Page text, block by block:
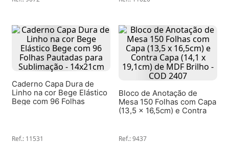
Caderno Capa Dura de
Linho na cor Bege Elástico
Bege com 96 Folhas
Ref.: 11531
Bloco de Anotação de
Mesa 150 Folhas com Capa
(13,5 x 16,5cm) e Contra
Ref.:9437